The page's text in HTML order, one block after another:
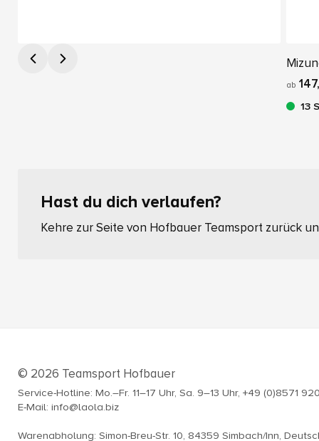
ab
13
Hast du dich verlaufen?
Kehre zur Seite von Hofbauer Teamsport zurück
© 2026 Teamsport Hofbauer
Service-Hotline: Mo.–Fr. 11–17 Uhr, Sa. 9–13 Uhr, +49 (0)8571
E-Mail: info@laola.biz
Warenabholung: Simon-Breu-Str. 10, 84359 Simbach/Inn,